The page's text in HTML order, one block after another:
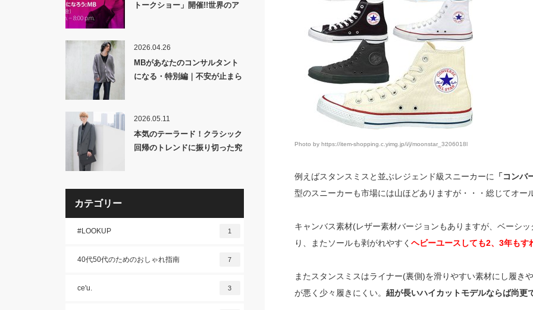
Photo by https://item-shopping.c.yimg.jp/i/j/moonstar_3206018l
例えばスタンスミスと並ぶレジェンド級スニーカーに 「コンバ
型のスニーカーも市場には山ほどありますが・・・総じてオー
キャンバス素材(レザー素材バージョンもありますが、ベーシ
り、またソールも剥がれやすく ヘビーユースしても2、3年もす
またスタンスミスはライナー(裏側)を滑りやすい素材にし履き
が悪く少々履きにくい。 紐が長いハイカットモデルならば尚更
トークショー」開催!!世界のア
2026.04.26
MBがあなたのコンサルタント
になる・特別編｜不安が止まら
2026.05.11
本気のテーラード！クラシック
回帰のトレンドに振り切った究
TWILL CLASSIC DOUBLE
& FLARED TROUSERS」発
カテゴリー
#LOOKUP 1
40代50代のためのおしゃれ指南 7
ce'u. 3